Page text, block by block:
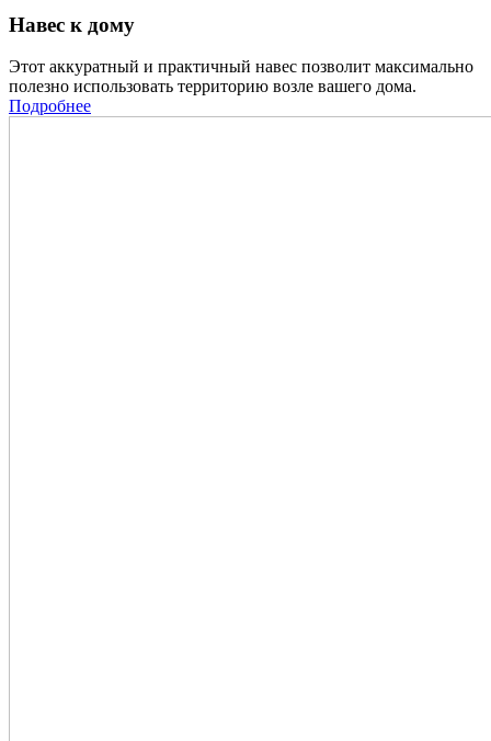
Навес к дому
Этот аккуратный и практичный навес позволит максимально
полезно использовать территорию возле вашего дома.
Подробнее